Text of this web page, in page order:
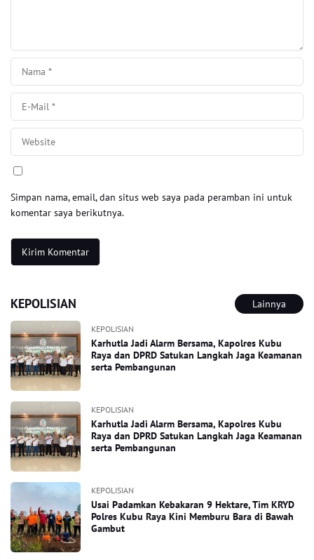
Simpan nama, email, dan situs web saya pada peramban ini untuk
komentar saya berikutnya.
KEPOLISIAN Lainnya
KEPOLISIAN
Karhutla Jadi Alarm Bersama, Kapolres Kubu
Raya dan DPRD Satukan Langkah Jaga Keamanan
serta Pembangunan
KEPOLISIAN
Karhutla Jadi Alarm Bersama, Kapolres Kubu
Raya dan DPRD Satukan Langkah Jaga Keamanan
serta Pembangunan
KEPOLISIAN
Usai Padamkan Kebakaran 9 Hektare, Tim KRYD
Polres Kubu Raya Kini Memburu Bara di Bawah
Gambut